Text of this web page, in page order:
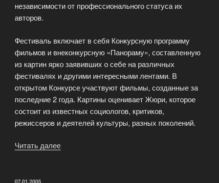
независимости от профессионального статуса их
авторов.
Фестиваль включает в себя Конкурсную программу
фильмов и внеконкурсную «Панораму», составленную
из картин ярко заявивших о себе на различных
фестивалях и другими интересными лентами. В
открытом Конкурсе участвуют фильмы, созданные за
последние 2 года. Картины оценивает Жюри, которое
состоит из известных социологов, критиков,
режиссеров и деятелей культуры, разных поколений.
Читать далее
ОПУБЛИКОВАНО
07.01.2005